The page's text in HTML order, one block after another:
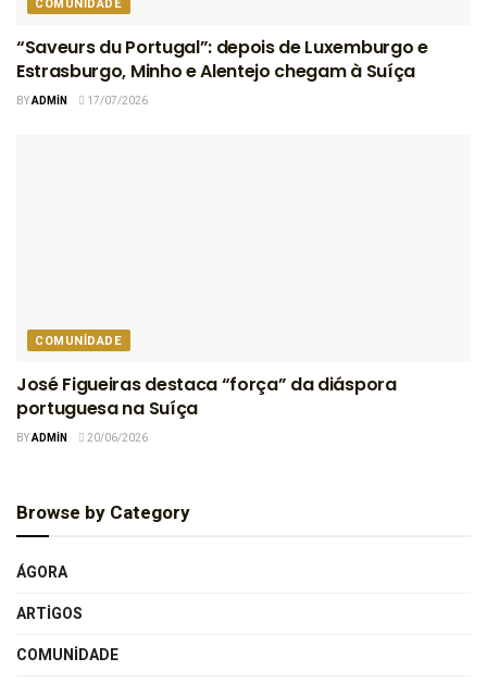
“Saveurs du Portugal”: depois de Luxemburgo e
Estrasburgo, Minho e Alentejo chegam à Suíça
BYADMIN 17/07/2026
COMUNIDADE
José Figueiras destaca “força” da diáspora
portuguesa na Suíça
BYADMIN 20/06/2026
Browse by Category
ÁGORA
ARTIGOS
COMUNIDADE